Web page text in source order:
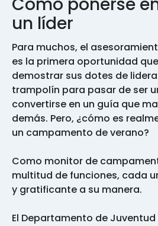
Cómo ponerse
un líder
Para muchos, el
es la primera oportunidad
demostrar sus dotes de
trampolín para pasar de ser
convertirse en un guía que
demás. Pero, ¿cómo es
un campamento de verano?
Como monitor de
multitud de funciones, cada
y gratificante a su manera.
El Departamento de Juventud